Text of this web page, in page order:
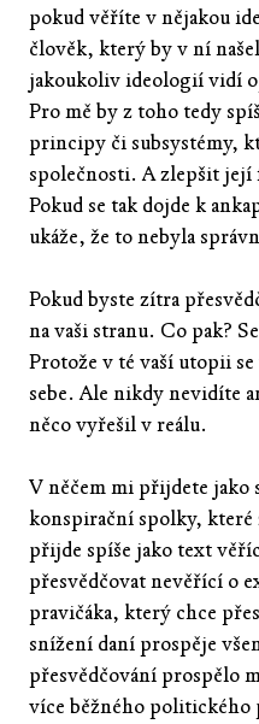
pokud věříte v nějakou
člověk, který by v ní
jakoukoliv ideologií vidí
Pro mě by z toho tedy
principy či subsystémy,
společnosti. A zlepšit
Pokud se tak dojde k
ukáže, že to nebyla
Pokud byste zítra
na vaši stranu. Co pak?
Protože v té vaší utopii
sebe. Ale nikdy nevidíte
něco vyřešil v reálu.
V něčem mi přijdete jako
konspirační spolky,
přijde spíše jako text
přesvědčovat nevěřící o
pravičáka, který chce
snížení daní prospěje
přesvědčování prospělo
více běžného politického